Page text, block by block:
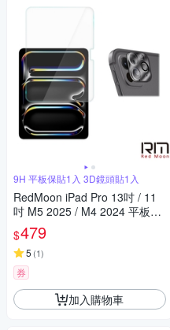
9H 平板保貼1入 3D鏡頭貼1入
RedMoon iPad Pro 13吋 / 11
吋 M5 2025 / M4 2024 平板保
護貼2件組 9H螢幕玻璃保貼+3
D鏡頭貼
$479
5 (1)
券
加入購物車